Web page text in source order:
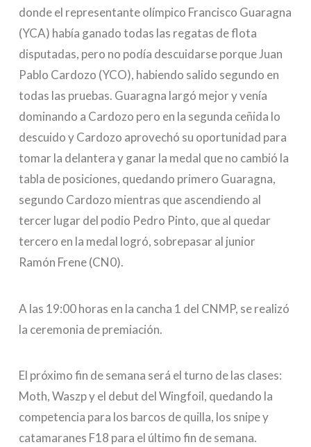
donde el representante olímpico Francisco Guaragna
(YCA) había ganado todas las regatas de flota
disputadas, pero no podía descuidarse porque Juan
Pablo Cardozo (YCO), habiendo salido segundo en
todas las pruebas. Guaragna largó mejor y venía
dominando a Cardozo pero en la segunda ceñida lo
descuido y Cardozo aprovechó su oportunidad para
tomar la delantera y ganar la medal que no cambió la
tabla de posiciones, quedando primero Guaragna,
segundo Cardozo mientras que ascendiendo al
tercer lugar del podio Pedro Pinto, que al quedar
tercero en la medal logró, sobrepasar al junior
Ramón Frene (CN0).
A las 19:00 horas en la cancha 1 del CNMP, se realizó
la ceremonia de premiación.
El próximo fin de semana será el turno de las clases:
Moth, Waszp y el debut del Wingfoil, quedando la
competencia para los barcos de quilla, los snipe y
catamaranes F18 para el último fin de semana.